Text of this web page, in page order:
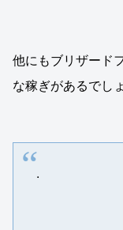
他にもブリザード
な稼ぎがあるでし
.